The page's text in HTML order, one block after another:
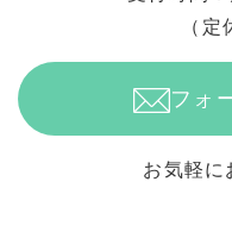
フォ
お気軽に
（定